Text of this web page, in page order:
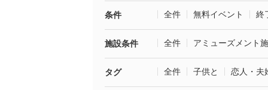
条件 全件 無料イベント 終
施設条件 全件 アミューズメント
タグ 全件 子供と 恋人・夫